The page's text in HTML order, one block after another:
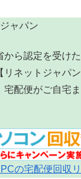
ャパン
ら認定を受け
リネットジャパ
宅配便がご自宅
PCの宅配便回収